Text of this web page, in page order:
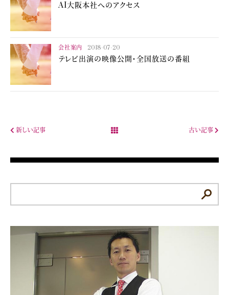
AI大阪本社へのアクセス
会社案内 2018-07-20
テレビ出演の映像公開・全国放送の番組
新しい記事 古い記事